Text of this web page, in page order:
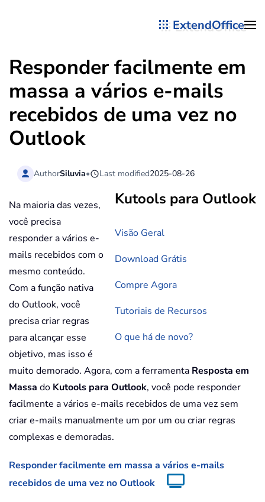
ExtendOffice
Responder facilmente em
massa a vários e-mails
recebidos de uma vez no
Outlook
AuthorSiluvia• Last modified2025-08-26
Kutools para Outlook
Visão Geral
Download Grátis
Compre Agora
Tutoriais de Recursos
O que há de novo?
Na maioria das vezes,
você precisa
responder a vários e-
mails recebidos com o
mesmo conteúdo.
Com a função nativa
do Outlook, você
precisa criar regras
para alcançar esse
objetivo, mas isso é
muito demorado. Agora, com a ferramenta Resposta em
Massa do Kutools para Outlook, você pode responder
facilmente a vários e-mails recebidos de uma vez sem
criar e-mails manualmente um por um ou criar regras
complexas e demoradas.
Responder facilmente em massa a vários e-mails
recebidos de uma vez no Outlook